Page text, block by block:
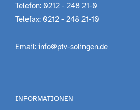
Telefon: 0212 - 248 21-0
Telefax: 0212 - 248 21-10
Email: info@ptv-solingen.de
INFORMATIONEN